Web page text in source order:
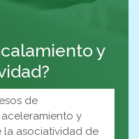
y
de
y
la asociatividad de